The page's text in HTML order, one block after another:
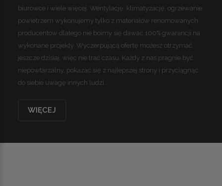
biurowce i wiele więcej. Wentylację, klimatyzację, ogrzewanie
powietrzem wykonujemy tylko z materiałów renomowanych
producentów dlatego nie boimy się dawać 100% gwarancji na
wykonane projekty. Wyczerpującą ofertę możesz otrzymać
jeszcze dzisiaj, więc nie trać czasu. Każdy z nas pragnie być
niepowtarzalny, pokazać się z najlepszej strony i przyciągnąć
do siebie uwagę innych ludzi..
WIĘCEJ